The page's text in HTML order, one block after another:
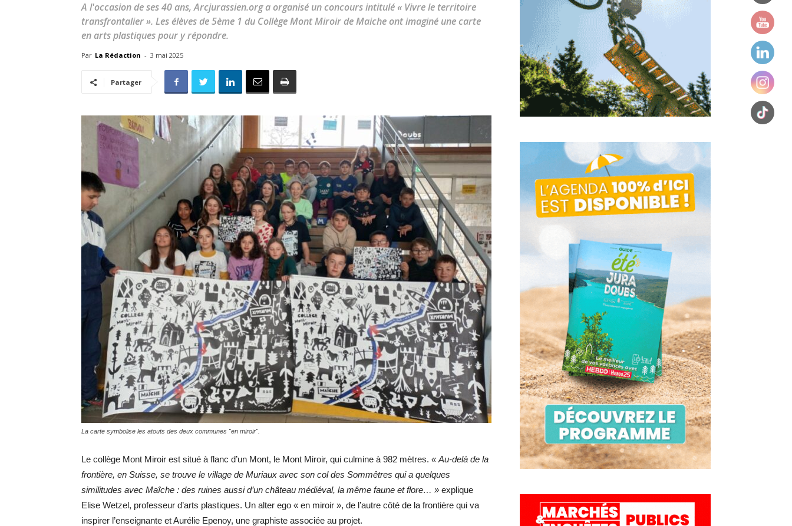
toute
locale
–
Hebdo25
A l'occasion de ses 40 ans, Arcjurassien.org a organisé un concours intitulé « Vivre le territoire
transfrontalier ». Les élèves de 5ème 1 du Collège Mont Miroir de Maiche ont imaginé une carte
en arts plastiques pour y répondre.
Par La Rédaction - 3 mai 2025
Partager
La carte symbolise les atouts des deux communes "en miroir".
Le collège Mont Miroir est situé à flanc d’un Mont, le Mont Miroir, qui culmine à 982 mètres. « Au-delà de la
frontière, en Suisse, se trouve le village de Muriaux avec son col des Sommêtres qui a quelques
similitudes avec Maîche : des ruines aussi d’un château médiéval, la même faune et flore… » explique
Elise Wetzel, professeur d’arts plastiques. Un alter ego « en miroir », de l’autre côté de la frontière qui va
inspirer l’enseignante et Aurélie Epenoy, une graphiste associée au projet.